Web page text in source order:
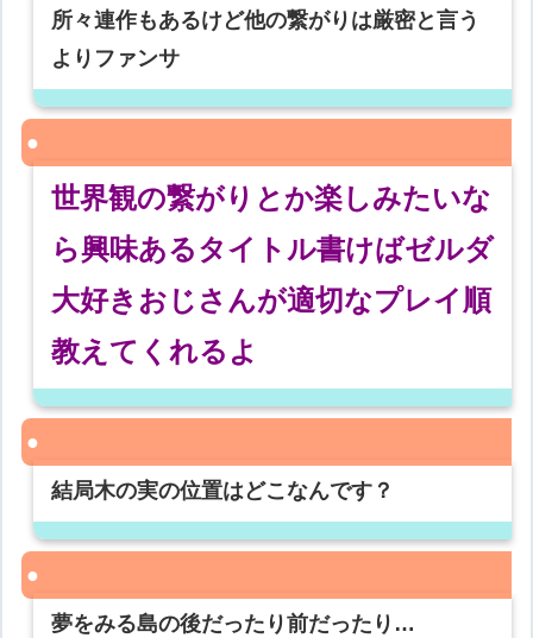
所々連作もあるけど他の繋がりは厳密と言う
よりファンサ
世界観の繋がりとか楽しみたいな
ら興味あるタイトル書けばゼルダ
大好きおじさんが適切なプレイ順
教えてくれるよ
結局木の実の位置はどこなんです？
夢をみる島の後だったり前だったり…